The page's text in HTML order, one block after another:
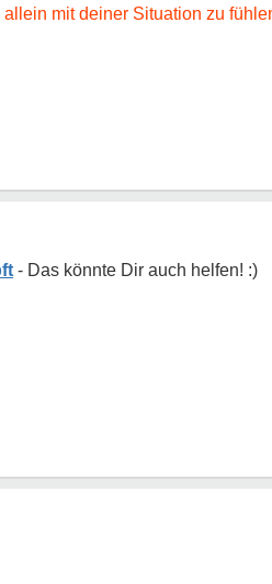
mit deiner Situation zu